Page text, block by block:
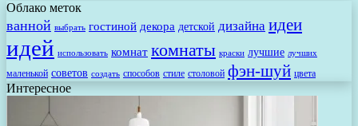
Облако меток
ванной выбрать гостиной декора детской дизайна идеи
идей использовать комнат комнаты краски лучшие лучших
маленькой советов создать способов стиле столовой фэн-шуй цвета
Интересное